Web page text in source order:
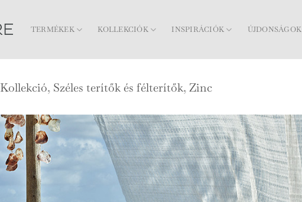
TERMÉKEK KOLLEKCIÓK INSPIRÁCIÓK ÚJDONSÁGOK
Kollekció, Széles terítők és félterítők, Zinc